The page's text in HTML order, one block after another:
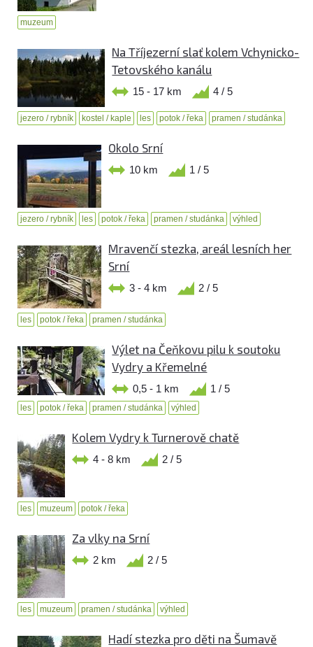
muzeum
Na Tříjezerní slať kolem Vchynicko-
Tetovského kanálu
15 - 17 km 4 / 5
jezero / rybník kostel / kaple les potok / řeka pramen / studánka
Okolo Srní
10 km 1 / 5
jezero / rybník les potok / řeka pramen / studánka výhled
Mravenčí stezka, areál lesních her
Srní
3 - 4 km 2 / 5
les potok / řeka pramen / studánka
Výlet na Čeňkovu pilu k soutoku
Vydry a Křemelné
0,5 - 1 km 1 / 5
les potok / řeka pramen / studánka výhled
Kolem Vydry k Turnerově chatě
4 - 8 km 2 / 5
les muzeum potok / řeka
Za vlky na Srní
2 km 2 / 5
les muzeum pramen / studánka výhled
Hadí stezka pro děti na Šumavě